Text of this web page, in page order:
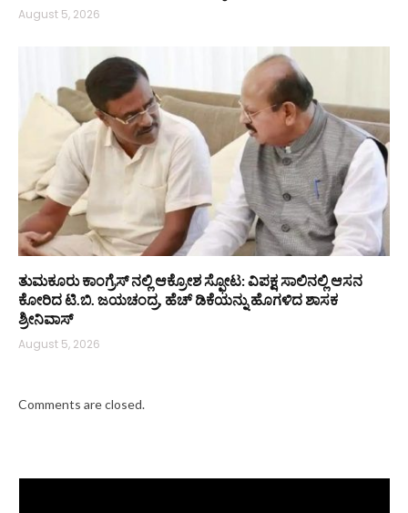
August 5, 2026
ತುಮಕೂರು ಕಾಂಗ್ರೆಸ್ ನಲ್ಲಿ ಆಕ್ರೋಶ ಸ್ಫೋಟ: ವಿಪಕ್ಷ ಸಾಲಿನಲ್ಲಿ ಆಸನ
ಕೋರಿದ ಟಿ.ಬಿ. ಜಯಚಂದ್ರ, ಹೆಚ್ ಡಿಕೆಯನ್ನು ಹೊಗಳಿದ ಶಾಸಕ
ಶ್ರೀನಿವಾಸ್
August 5, 2026
Comments are closed.